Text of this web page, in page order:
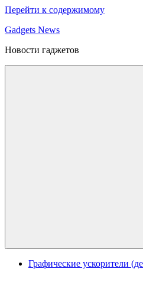
Перейти к содержимому
Gadgets News
Новости гаджетов
Графические ускорители